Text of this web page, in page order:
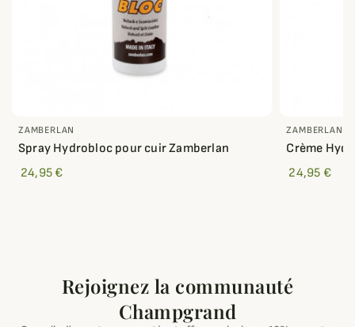
ZAMBERLAN
Spray Hydrobloc pour cuir Zamberlan
24,95 €
ZAMBERLAN
Crème
24,95 €
Rejoignez la communauté
Champgrand